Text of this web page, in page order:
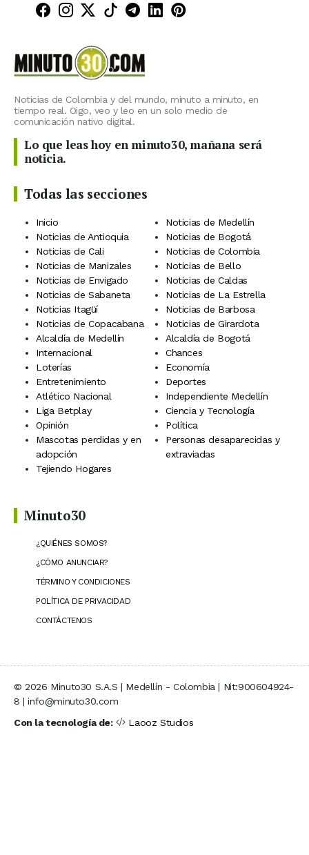
Minuto30 en Facebook
Minuto30 en Instagram
Minuto30 en X (Twitter)
Minuto30 en TikTok
Canal de Minuto30 en
Minuto30 en LinkedIn
Minuto30 en
Noticias de Colombia y del mundo, minuto a minuto, en
tiempo real. Oigo, veo y leo en un solo medio de
comunicación nativo digital.
Lo que leas hoy en minuto30, mañana será
noticia.
Todas las secciones
Inicio
Noticias de Medellín
Noticias de Antioquia
Noticias de Bogotá
Noticias de Cali
Noticias de Colombia
Noticias de Manizales
Noticias de Bello
Noticias de Envigado
Noticias de Caldas
Noticias de Sabaneta
Noticias de La Estrella
Noticias Itagüí
Noticias de Barbosa
Noticias de Copacabana
Noticias de Girardota
Alcaldía de Medellín
Alcaldía de Bogotá
Internacional
Chances
Loterías
Economía
Entretenimiento
Deportes
Atlético Nacional
Independiente Medellín
Liga Betplay
Ciencia y Tecnología
Opinión
Política
Mascotas perdidas y en
adopción
Personas desaparecidas y
extraviadas
Tejiendo Hogares
Minuto30
¿QUIÉNES SOMOS?
¿CÓMO ANUNCIAR?
TÉRMINO Y CONDICIONES
POLÍTICA DE PRIVACIDAD
CONTÁCTENOS
© 2026 Minuto30 S.A.S | Medellín - Colombia | Nit:900604924-
8 | info@minuto30.com
Con la tecnología de:
Laooz Studios